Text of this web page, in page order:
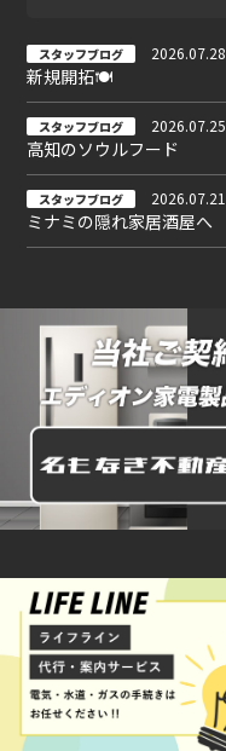
スタッフブログ 2026.07.28
新規開拓🍽
スタッフブログ 2026.07.25
高知のソウルフード
スタッフブログ 2026.07.21
ミナミの隠れ家居酒屋へ